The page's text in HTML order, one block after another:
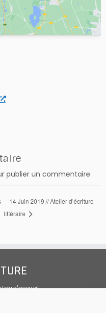
publier un commentaire.
14 Juin 2019 // Atelier d’écriture
littéraire
accueil